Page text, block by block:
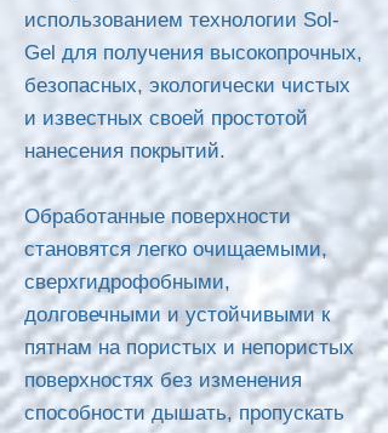
использованием технологии Sol-
Gel для получения высокопрочных,
безопасных, экологически чистых
и известных своей простотой
нанесения покрытий.
Обработанные поверхности
становятся легко очищаемыми,
сверхгидрофобными,
долговечными и устойчивыми к
пятнам на пористых и непористых
поверхностях без изменения
способности дышать, пропускать